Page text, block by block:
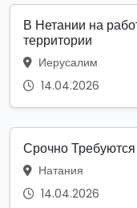
В Нетании на
территории
Иерусалим
14.04.2026
Срочно Требуются
Натания
14.04.2026